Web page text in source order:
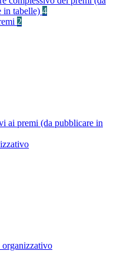
in tabelle) 4
2
ai premi (da pubblicare in
organizzativo